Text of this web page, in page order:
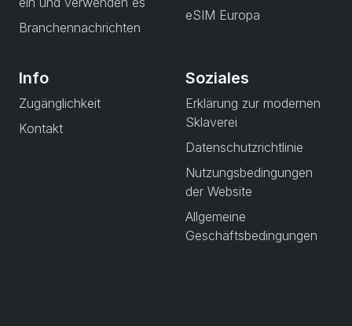
Branchennachrichten
eSIM Europa
Info
Zugänglichkeit
Kontakt
Soziales
Erklärung zur modernen
Sklaverei
Datenschutzrichtlinie
Nutzungsbedingungen
der Website
Allgemeine
Geschäftsbedingungen